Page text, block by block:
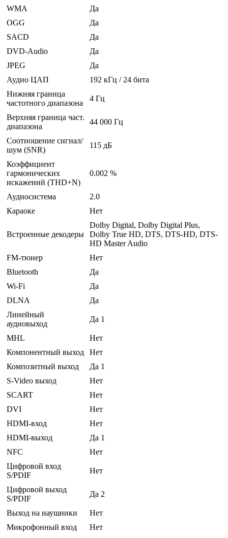
WMA
Да
OGG
Да
SACD
Да
DVD-Audio
Да
JPEG
Да
Аудио ЦАП
192 кГц / 24 бита
Нижняя граница
частотного диапазона
4 Гц
Верхняя граница част.
диапазона
44 000 Гц
Соотношение сигнал/
шум (SNR)
115 дБ
Коэффициент
гармонических
искажений (THD+N)
0.002 %
Аудиосистема
2.0
Караоке
Нет
Встроенные декодеры
Dolby Digital, Dolby Digital Plus,
Dolby True HD, DTS, DTS-HD, DTS-
HD Master Audio
FM-тюнер
Нет
Bluetooth
Да
Wi-Fi
Да
DLNA
Да
Линейный
аудиовыход
Да 1
MHL
Нет
Компонентный выход
Нет
Композитный выход
Да 1
S-Video выход
Нет
SCART
Нет
DVI
Нет
HDMI-вход
Нет
HDMI-выход
Да 1
NFC
Нет
Цифровой вход
S/PDIF
Нет
Цифровой выход
S/PDIF
Да 2
Выход на наушники
Нет
Микрофонный вход
Нет